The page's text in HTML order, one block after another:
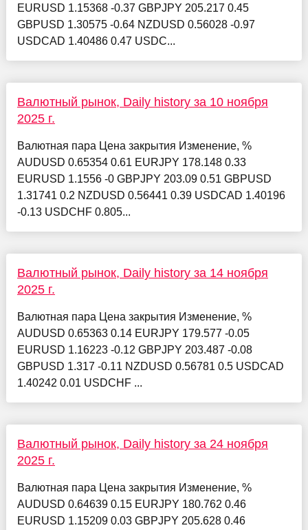
EURUSD 1.15368 -0.37 GBPJPY 205.217 0.45
GBPUSD 1.30575 -0.64 NZDUSD 0.56028 -0.97
USDCAD 1.40486 0.47 USDC...
Валютный рынок, Daily history за 10 ноября
2025 г.
Валютная пара Цена закрытия Изменение, %
AUDUSD 0.65354 0.61 EURJPY 178.148 0.33
EURUSD 1.1556 -0 GBPJPY 203.09 0.51 GBPUSD
1.31741 0.2 NZDUSD 0.56441 0.39 USDCAD 1.40196
-0.13 USDCHF 0.805...
Валютный рынок, Daily history за 14 ноября
2025 г.
Валютная пара Цена закрытия Изменение, %
AUDUSD 0.65363 0.14 EURJPY 179.577 -0.05
EURUSD 1.16223 -0.12 GBPJPY 203.487 -0.08
GBPUSD 1.317 -0.11 NZDUSD 0.56781 0.5 USDCAD
1.40242 0.01 USDCHF ...
Валютный рынок, Daily history за 24 ноября
2025 г.
Валютная пара Цена закрытия Изменение, %
AUDUSD 0.64639 0.15 EURJPY 180.762 0.46
EURUSD 1.15209 0.03 GBPJPY 205.628 0.46